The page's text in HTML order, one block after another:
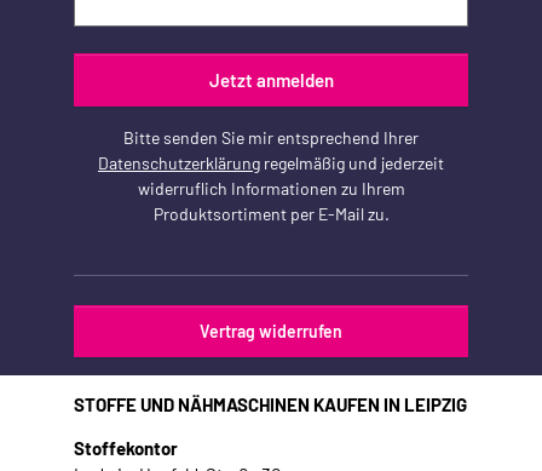
Jetzt anmelden
Bitte senden Sie mir entsprechend Ihrer
Datenschutzerklärung regelmäßig und jederzeit
widerruflich Informationen zu Ihrem
Produktsortiment per E-Mail zu.
Vertrag widerrufen
STOFFE UND NÄHMASCHINEN KAUFEN IN LEIPZIG
Stoffekontor